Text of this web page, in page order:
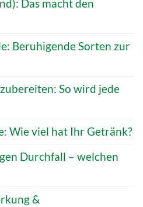
Das macht den
Beruhigende Sorten zur
So wird jede
Wie viel hat Ihr Getränk?
Durchfall – welchen
&